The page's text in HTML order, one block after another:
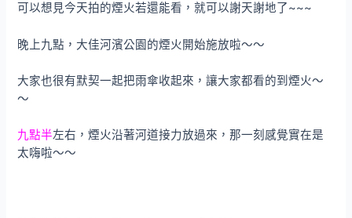
可以想見今天拍的煙火若還能看，就可以謝天謝地了~~~
晚上九點，大佳河濱公園的煙火開始施放啦～～
大家也很有默契一起把雨傘收起來，讓大家都看的到煙火～
～
九點半左右，煙火沿著河道接力放過來，那一刻感覺實在是
太嗨啦～～